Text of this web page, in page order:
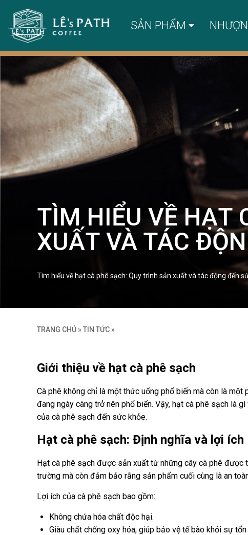
SẢN PHẨM
TÌM HIỂU VỀ HẠT
XUẤT VÀ TÁC
Tìm hiểu về hạt cà phê sạch: Quy trình sản xuất và tác động đến
TRANG CHỦ » TIN TỨC »
Giới thiệu về hạt cà phê sạch
Cà phê không chỉ là một thức uống phổ biến mà còn là
đang ngày càng trở nên phổ biến. Vậy, hạt cà phê sạch là
của cà phê sạch đến sức khỏe.
Hạt cà phê sạch: Định nghĩa và lợi ích
Hạt cà phê sạch được sản xuất từ những cây cà phê được
trường mà còn đảm bảo rằng sản phẩm cuối cùng là an
Lợi ích của cà phê sạch bao gồm:
Không chứa hóa chất độc hại.
Giàu chất chống oxy hóa, giúp bảo vệ tế bào khỏi sự